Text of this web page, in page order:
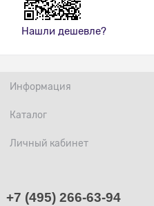
Нашли дешевле?
Информация
Каталог
Личный кабинет
+7 (495) 266-63-94